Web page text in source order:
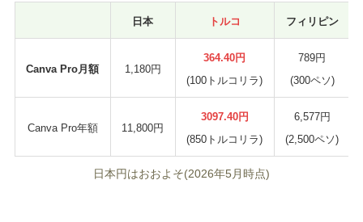
日本 トルコ フィリピン
Canva Pro月額 1,180円
364.40円
(100トルコリラ)
789円
(300ペソ)
Canva Pro年額 11,800円
3097.40円
(850トルコリラ)
6,577円
(2,500ペソ)
日本円はおおよそ(2026年5月時点)